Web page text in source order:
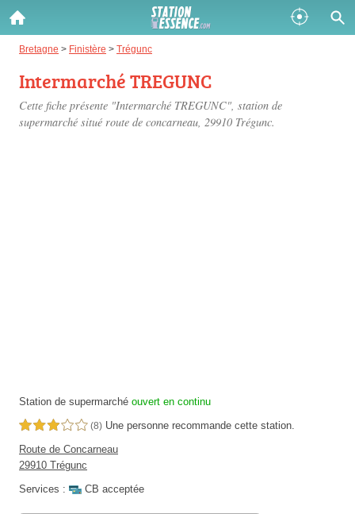
Bretagne > Finistère > Trégunc
Intermarché TREGUNC
Cette fiche présente "Intermarché TREGUNC", station de
supermarché situé route de concarneau, 29910 Trégunc.
Station de supermarché ouvert en continu
3,0 étoiles sur 5 (8) Une personne recommande cette station.
Route de Concarneau
29910 Trégunc
Services :
CB acceptée
Gazole :
Disponible
SP 98 :